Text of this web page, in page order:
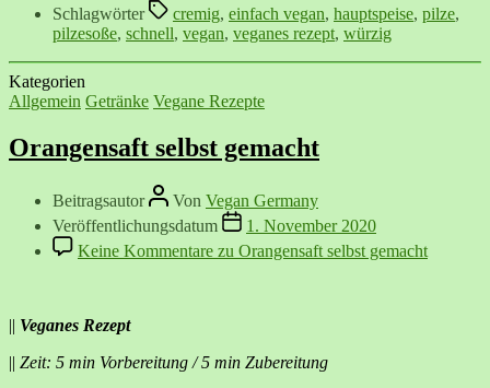
Schlagwörter cremig, einfach vegan, hauptspeise, pilze,
pilzesoße, schnell, vegan, veganes rezept, würzig
Kategorien
Allgemein Getränke Vegane Rezepte
Orangensaft selbst gemacht
Beitragsautor Von Vegan Germany
Veröffentlichungsdatum
1. November 2020
Keine Kommentare zu Orangensaft selbst gemacht
|| Veganes Rezept
|| Zeit: 5 min Vorbereitung / 5 min Zubereitung